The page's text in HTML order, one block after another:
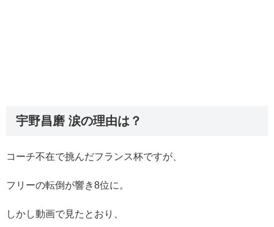
宇野昌磨 涙の理由は？
コーチ不在で挑んだフランス杯ですが、
フリーの転倒が響き8位に。
しかし動画で見たとおり、